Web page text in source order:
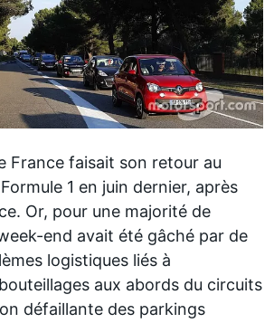
France faisait son retour au
1 en juin dernier, après
Or, pour une majorité de
end avait été gâché par de
logistiques liés à
aux abords du circuits
défaillante des parkings